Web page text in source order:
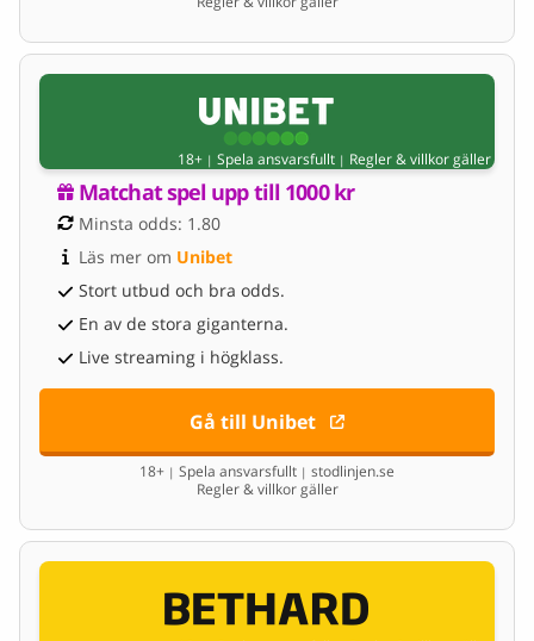
18+ | Spela ansvarsfullt | Regler & villkor gäller
Matchat spel upp till 1000 kr
Minsta odds: 1.80
Läs mer om Unibet
Stort utbud och bra odds.
En av de stora giganterna.
Live streaming i högklass.
Gå till Unibet
18+ | Spela ansvarsfullt | stodlinjen.se
Regler & villkor gäller